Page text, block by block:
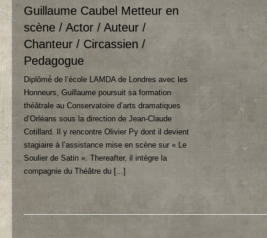
Guillaume Caubel Metteur en
scène / Actor / Auteur /
Chanteur / Circassien /
Pedagogue
Diplômé́ de l’école LAMDA de Londres avec les
Honneurs Guillaume poursuit sa formation
théâtrale au Conservatoire d’arts dramatiques
d’Orléans sous la direction de Jean-Claude
Cotillard Il y rencontre Olivier Py dont il devient
stagiaire à l’assistance mise en scène sur « Le
Soulier de Satin » . Thereafter, il intègre la
compagnie du Théâtre du [...]